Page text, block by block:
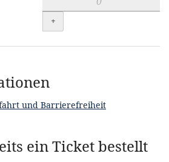
+
und Barrierefreiheit
ein Ticket bestellt